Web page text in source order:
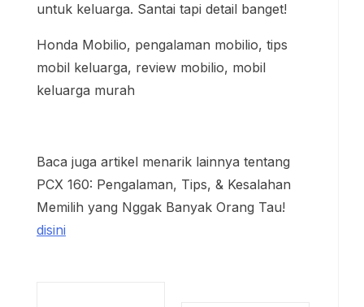
untuk keluarga. Santai tapi detail banget!
Honda Mobilio, pengalaman mobilio, tips
mobil keluarga, review mobilio, mobil
keluarga murah
Baca juga artikel menarik lainnya tentang
PCX 160: Pengalaman, Tips, & Kesalahan
Memilih yang Nggak Banyak Orang Tau!
disini